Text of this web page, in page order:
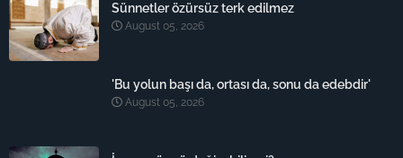
Sünnetler özürsüz terk edilmez
August 05, 2026
'Bu yolun başı da, ortası da, sonu da edebdir'
August 05, 2026